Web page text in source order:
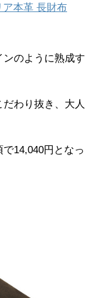
ア本革 長財布
のように熟成す
わり抜き、大人
14,040円となっ